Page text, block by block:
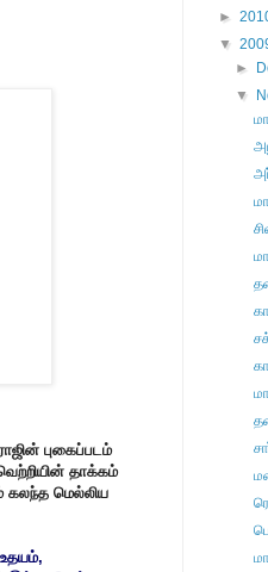
புகைப்படம்
தாக்கம்
கலந்த மெல்லிய
►
▼
►
▼